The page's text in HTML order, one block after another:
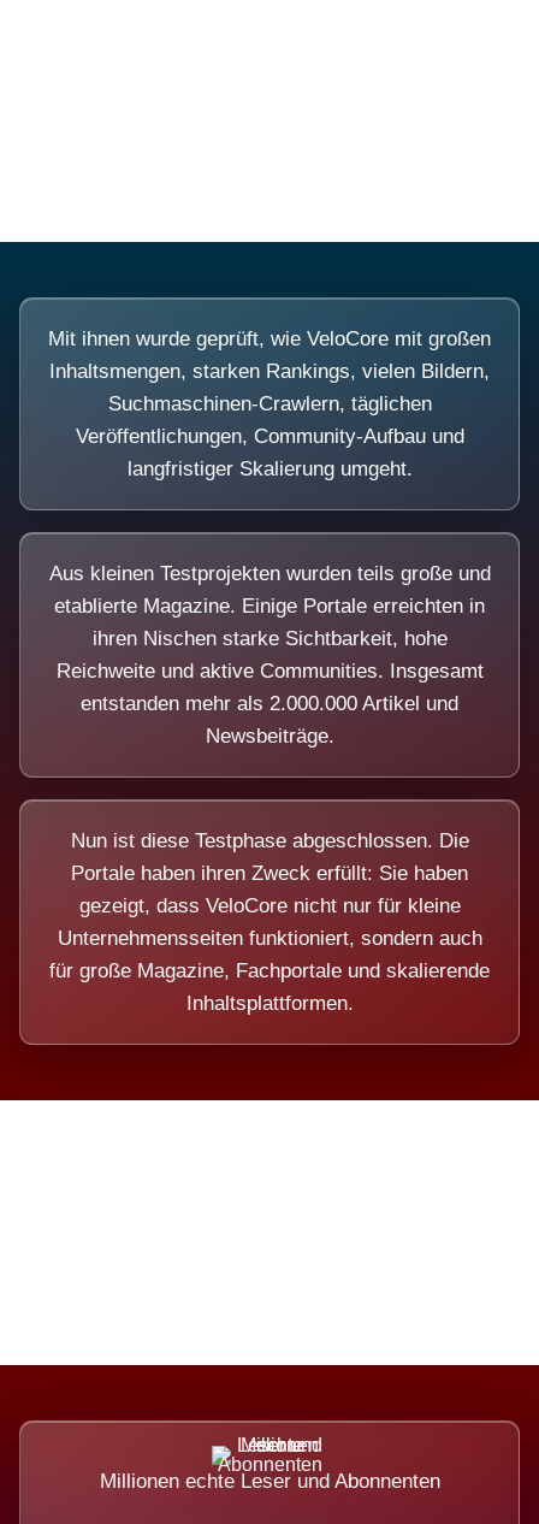
Mit ihnen wurde geprüft, wie VeloCore mit großen
Inhaltsmengen, starken Rankings, vielen Bildern,
Suchmaschinen-Crawlern, täglichen
Veröffentlichungen, Community-Aufbau und
langfristiger Skalierung umgeht.
Aus kleinen Testprojekten wurden teils große und
etablierte Magazine. Einige Portale erreichten in
ihren Nischen starke Sichtbarkeit, hohe
Reichweite und aktive Communities. Insgesamt
entstanden mehr als 2.000.000 Artikel und
Newsbeiträge.
Nun ist diese Testphase abgeschlossen. Die
Portale haben ihren Zweck erfüllt: Sie haben
gezeigt, dass VeloCore nicht nur für kleine
Unternehmensseiten funktioniert, sondern auch
für große Magazine, Fachportale und skalierende
Inhaltsplattformen.
Millionen echte Leser und Abonnenten